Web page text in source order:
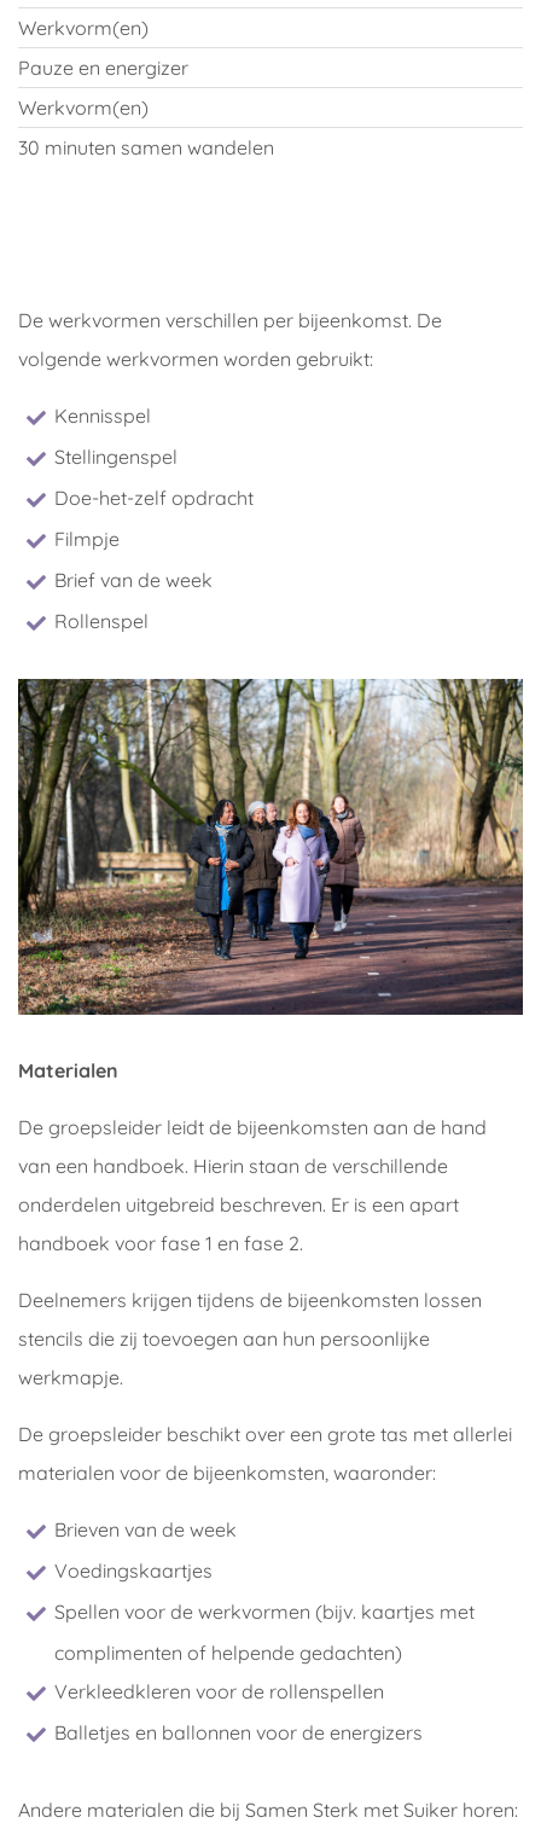
Werkvorm(en)
Pauze en energizer
Werkvorm(en)
30 minuten samen wandelen
De werkvormen verschillen per bijeenkomst. De
volgende werkvormen worden gebruikt:
Kennisspel
Stellingenspel
Doe-het-zelf opdracht
Filmpje
Brief van de week
Rollenspel
Materialen
De groepsleider leidt de bijeenkomsten aan de hand
van een handboek. Hierin staan de verschillende
onderdelen uitgebreid beschreven. Er is een apart
handboek voor fase 1 en fase 2.
Deelnemers krijgen tijdens de bijeenkomsten lossen
stencils die zij toevoegen aan hun persoonlijke
werkmapje.
De groepsleider beschikt over een grote tas met allerlei
materialen voor de bijeenkomsten, waaronder:
Brieven van de week
Voedingskaartjes
Spellen voor de werkvormen (bijv. kaartjes met
complimenten of helpende gedachten)
Verkleedkleren voor de rollenspellen
Balletjes en ballonnen voor de energizers
Andere materialen die bij Samen Sterk met Suiker horen: